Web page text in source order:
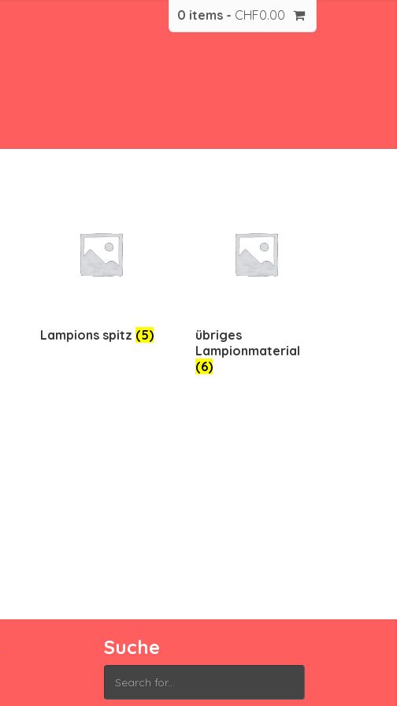
0 items - CHF0.00
Lampions spitz (5)
übriges
Lampionmaterial
(6)
Suche
Search
for: